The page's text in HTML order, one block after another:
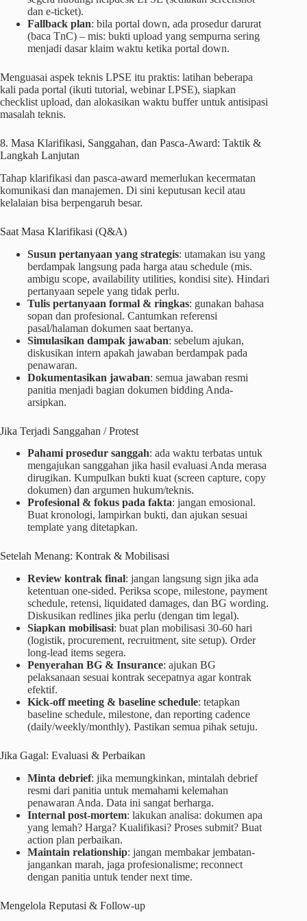
dan e-ticket).
Fallback plan: bila portal down, ada prosedur darurat
(baca TnC) – mis: bukti upload yang sempurna sering
menjadi dasar klaim waktu ketika portal down.
Menguasai aspek teknis LPSE itu praktis: latihan beberapa
kali pada portal (ikuti tutorial, webinar LPSE), siapkan
checklist upload, dan alokasikan waktu buffer untuk antisipasi
masalah teknis.
8. Masa Klarifikasi, Sanggahan, dan Pasca-Award: Taktik &
Langkah Lanjutan
Tahap klarifikasi dan pasca-award memerlukan kecermatan
komunikasi dan manajemen. Di sini keputusan kecil atau
kelalaian bisa berpengaruh besar.
Saat Masa Klarifikasi (Q&A)
Susun pertanyaan yang strategis: utamakan isu yang
berdampak langsung pada harga atau schedule (mis.
ambigu scope, availability utilities, kondisi site). Hindari
pertanyaan sepele yang tidak perlu.
Tulis pertanyaan formal & ringkas: gunakan bahasa
sopan dan profesional. Cantumkan referensi
pasal/halaman dokumen saat bertanya.
Simulasikan dampak jawaban: sebelum ajukan,
diskusikan intern apakah jawaban berdampak pada
penawaran.
Dokumentasikan jawaban: semua jawaban resmi
panitia menjadi bagian dokumen bidding Anda-
arsipkan.
Jika Terjadi Sanggahan / Protest
Pahami prosedur sanggah: ada waktu terbatas untuk
mengajukan sanggahan jika hasil evaluasi Anda merasa
dirugikan. Kumpulkan bukti kuat (screen capture, copy
dokumen) dan argumen hukum/teknis.
Profesional & fokus pada fakta: jangan emosional.
Buat kronologi, lampirkan bukti, dan ajukan sesuai
template yang ditetapkan.
Setelah Menang: Kontrak & Mobilisasi
Review kontrak final: jangan langsung sign jika ada
ketentuan one-sided. Periksa scope, milestone, payment
schedule, retensi, liquidated damages, dan BG wording.
Diskusikan redlines jika perlu (dengan tim legal).
Siapkan mobilisasi: buat plan mobilisasi 30-60 hari
(logistik, procurement, recruitment, site setup). Order
long-lead items segera.
Penyerahan BG & Insurance: ajukan BG
pelaksanaan sesuai kontrak secepatnya agar kontrak
efektif.
Kick-off meeting & baseline schedule: tetapkan
baseline schedule, milestone, dan reporting cadence
(daily/weekly/monthly). Pastikan semua pihak setuju.
Jika Gagal: Evaluasi & Perbaikan
Minta debrief: jika memungkinkan, mintalah debrief
resmi dari panitia untuk memahami kelemahan
penawaran Anda. Data ini sangat berharga.
Internal post-mortem: lakukan analisa: dokumen apa
yang lemah? Harga? Kualifikasi? Proses submit? Buat
action plan perbaikan.
Maintain relationship: jangan membakar jembatan-
jangankan marah, jaga profesionalisme; reconnect
dengan panitia untuk tender next time.
Mengelola Reputasi & Follow-up